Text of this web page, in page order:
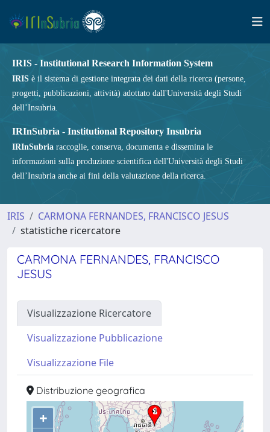
IRIS - Institutional Research Information System
IRIS è il sistema di gestione integrata dei dati della ricerca (persone,
progetti, pubblicazioni, attività) adottato dall'Università degli Studi
dell’Insubria.
IRInSubria - Institutional Repository Insubria
IRInSubria raccoglie, conserva, documenta e dissemina le
informazioni sulla produzione scientifica dell'Università degli Studi
dell’Insubria anche ai fini della valutazione della ricerca.
IRIS
CARMONA FERNANDES, FRANCISCO JESUS
statistiche ricercatore
CARMONA FERNANDES, FRANCISCO
JESUS
Visualizzazione Ricercatore
Visualizzazione Pubblicazione
Visualizzazione File
Distribuzione geografica
+